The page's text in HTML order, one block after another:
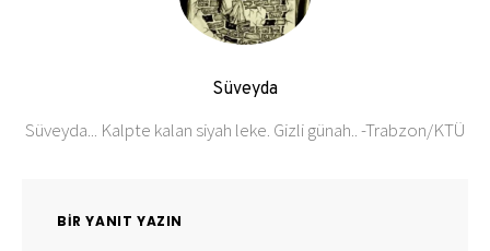
Süveyda
Süveyda... Kalpte kalan siyah leke. Gizli günah.. -Trabzon/KTÜ
BIR YANIT YAZIN